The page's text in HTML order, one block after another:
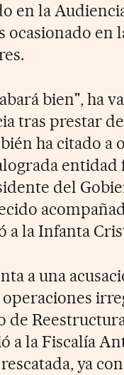
en la
ocasionado en
bien", ha
tras prestar
ha citado a
entidad
del
a la Infanta
a una
operaciones
de
a la Fiscalía
ya